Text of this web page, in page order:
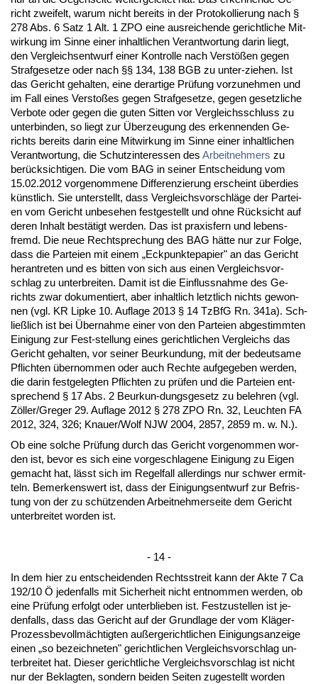
richt zwei­felt, war­um nicht be­reits in der Pro­to­kol­lie­rung nach §
278 Abs. 6 Satz 1 Alt. 1 ZPO ei­ne aus­rei­chen­de ge­richt­li­che Mit­
wir­kung im Sin­ne ei­ner in­halt­li­chen Ver­ant­wor­tung dar­in liegt,
den Ver­gleichs­ent­wurf ei­ner Kon­trol­le nach Verstößen ge­gen
Straf­ge­set­ze oder nach §§ 134, 138 BGB zu un­ter-zie­hen. Ist
das Ge­richt ge­hal­ten, ei­ne der­ar­ti­ge Prüfung vor­zu­neh­men und
im Fall ei­nes Ver­s­toßes ge­gen Straf­ge­set­ze, ge­gen ge­setz­li­che
Ver­bo­te oder ge­gen die gu­ten Sit­ten vor Ver­gleichs­schluss zu
un­ter­bin­den, so liegt zur Über­zeu­gung des er­ken­nen­den Ge­
richts be­reits dar­in ei­ne Mit­wir­kung im Sin­ne ei­ner in­halt­li­chen
Ver­ant­wor­tung, die Schutz­in­ter­es­sen des Ar­beit­neh­mers zu
berück­sich­ti­gen. Die vom BAG in sei­ner Ent­schei­dung vom
15.02.2012 vor­ge­nom­me­ne Dif­fe­ren­zie­rung er­scheint über­dies
künst­lich. Sie un­ter­stellt, dass Ver­gleichs­vor­schläge der Par­tei­
en vom Ge­richt un­be­se­hen fest­ge­stellt und oh­ne Rück­sicht auf
de­ren In­halt bestätigt wer­den. Das ist pra­xis­fern und le­bens­
fremd. Die neue Recht­spre­chung des BAG hätte nur zur Fol­ge,
dass die Par­tei­en mit ei­nem „Eck­punk­te­pa­pier" an das Ge­richt
her­an­tre­ten und es bit­ten von sich aus ei­nen Ver­gleichs­vor­
schlag zu un­ter­brei­ten. Da­mit ist die Ein­fluss­nah­me des Ge­
richts zwar do­ku­men­tiert, aber in­halt­lich letzt­lich nichts ge­won­
nen (vgl. KR Lip­ke 10. Auf­la­ge 2013 § 14 Tz­B­fG Rn. 341a). Sch­
ließlich ist bei Über­nah­me ei­ner von den Par­tei­en ab­ge­stimm­ten
Ei­ni­gung zur Fest-stel­lung ei­nes ge­richt­li­chen Ver­gleichs das
Ge­richt ge­hal­ten, vor sei­ner Be­ur­kun­dung, mit der be­deut­sa­me
Pflich­ten über­nom­men oder auch Rech­te auf­ge­ge­ben wer­den,
die dar­in fest­ge­leg­ten Pflich­ten zu prüfen und die Par­tei­en ent­
spre­chend § 17 Abs. 2 Be­ur­kun-dungs­ge­setz zu be­leh­ren (vgl.
Zöller/Gre­ger 29. Auf­la­ge 2012 § 278 ZPO Rn. 32, Leuch­ten FA
2012, 324, 326; Knau­er/Wolf NJW 2004, 2857, 2859 m. w. N.).
Ob ei­ne sol­che Prüfung durch das Ge­richt vor­ge­nom­men wor­
den ist, be­vor es sich ei­ne vor­ge­schla­ge­ne Ei­ni­gung zu Ei­gen
ge­macht hat, lässt sich im Re­gel­fall al­ler­dings nur schwer er­mit­
teln. Be­mer­kens­wert ist, dass der Ei­ni­gungs­ent­wurf zur Be­fris­
tung von der zu schützen­den Ar­beit­neh­mer­sei­te dem Ge­richt
un­ter­brei­tet wor­den ist.
- 14 -
In dem hier zu ent­schei­den­den Rechts­streit kann der Ak­te 7 Ca
192/10 Ö je­den­falls mit Si­cher­heit nicht ent­nom­men wer­den, ob
ei­ne Prüfung er­folgt oder un­ter­blie­ben ist. Fest­zu­stel­len ist je­
den­falls, dass das Ge­richt auf der Grund­la­ge der vom Kläger-
Pro­zess­be­vollmäch­tig­ten außer­ge­richt­li­chen Ei­ni­gungs­an­zei­ge
ei­nen „so be­zeich­ne­ten" ge­richt­li­chen Ver­gleichs­vor­schlag un­
ter­brei­tet hat. Die­ser ge­richt­li­che Ver­gleichs­vor­schlag ist nicht
nur der Be­klag­ten, son­dern bei­den Sei­ten zu­ge­stellt wor­den